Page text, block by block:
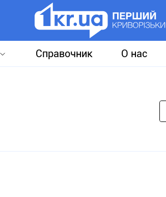
Справочник О нас